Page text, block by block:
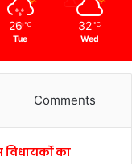
26 ℃
Tue
32 ℃
Wed
Comments
विधायकों का